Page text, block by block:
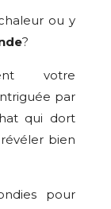
ou y
?
votre
par
qui dort
bien
pour